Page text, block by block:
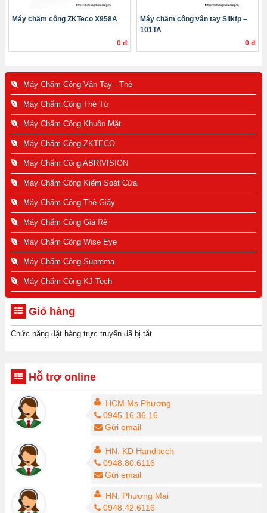
Máy chấm công ZKTeco X958A
0 đ
Máy chấm công vân tay Silkfp –
101TA
0 đ
Máy Chấm Công Vân Tay - Thẻ
Máy Chấm Công Thẻ Từ
Máy Chấm Công Khuôn Mặt
Máy Chấm Công ZKTECO
Máy Chấm Công ABRIVISION
Máy Chấm Công Kiểm Soát Cửa
Máy Chấm Công Thẻ Giấy
Máy Chấm Công Giá Rẻ
Máy Chấm Công Wise Eye
Máy Chấm Công Suprema
Máy Chấm Công KJ-Tech
Giỏ hàng
Chức năng đặt hàng trực truyến đã bị tắt
Hỗ trợ online
HCM.Ms Phương
0945.16.36.16
Gửi email
HN. KD Handitech
0948.80.6116
Gửi email
HN. Phương Mai
0948.42.6116